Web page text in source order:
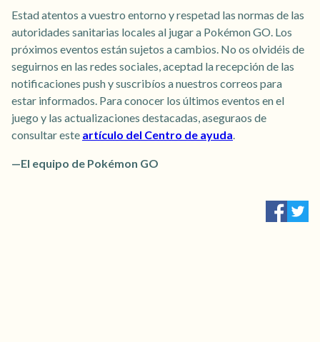
Estad atentos a vuestro entorno y respetad las normas de las
autoridades sanitarias locales al jugar a Pokémon GO. Los
próximos eventos están sujetos a cambios. No os olvidéis de
seguirnos en las redes sociales, aceptad la recepción de las
notificaciones push y suscribíos a nuestros correos para
estar informados. Para conocer los últimos eventos en el
juego y las actualizaciones destacadas, aseguraos de
consultar este artículo del Centro de ayuda.
—El equipo de Pokémon GO